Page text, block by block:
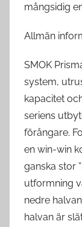
mångsidig
Allmän
SMOK
system,
kapacitet
seriens
förångare.
en win-win
ganska stor
utformning
nedre
halvan är